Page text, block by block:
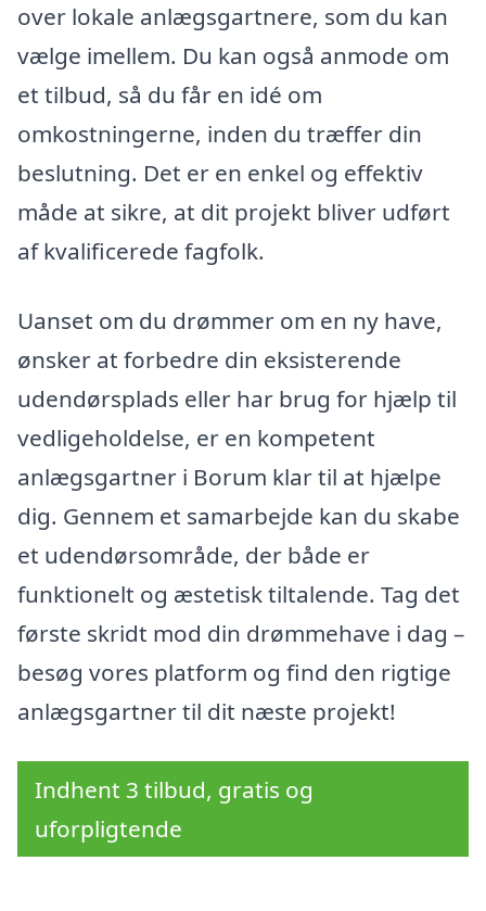
over lokale anlægsgartnere, som du kan
vælge imellem. Du kan også anmode om
et tilbud, så du får en idé om
omkostningerne, inden du træffer din
beslutning. Det er en enkel og effektiv
måde at sikre, at dit projekt bliver udført
af kvalificerede fagfolk.
Uanset om du drømmer om en ny have,
ønsker at forbedre din eksisterende
udendørsplads eller har brug for hjælp til
vedligeholdelse, er en kompetent
anlægsgartner i Borum klar til at hjælpe
dig. Gennem et samarbejde kan du skabe
et udendørsområde, der både er
funktionelt og æstetisk tiltalende. Tag det
første skridt mod din drømmehave i dag –
besøg vores platform og find den rigtige
anlægsgartner til dit næste projekt!
Indhent 3 tilbud, gratis og
uforpligtende